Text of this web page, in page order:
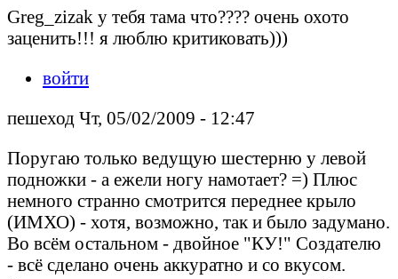
Greg_zizak у тебя тама что???? очень охото
заценить!!! я люблю критиковать)))
войти
пешеход Чт, 05/02/2009 - 12:47
Поругаю только ведущую шестерню у левой
подножки - а ежели ногу намотает? =) Плюс
немного странно смотрится переднее крыло
(ИМХО) - хотя, возможно, так и было задумано.
Во всём остальном - двойное "КУ!" Создателю
- всё сделано очень аккуратно и со вкусом.